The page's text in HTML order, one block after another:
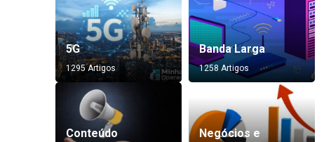
5G
1295 Artigos
Banda Larga
1258 Artigos
Conteúdo
Negócios e